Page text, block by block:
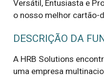
Versátil, Entusiasta e
o nosso melhor cartão-
DESCRIÇÃO DA
A HRB Solutions
uma empresa